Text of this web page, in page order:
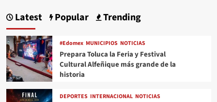
Latest Popular Trending
#Edomex MUNICIPIOS NOTICIAS
Prepara Toluca la Feria y Festival
Cultural Alfeñique más grande de la
historia
DEPORTES INTERNACIONAL NOTICIAS